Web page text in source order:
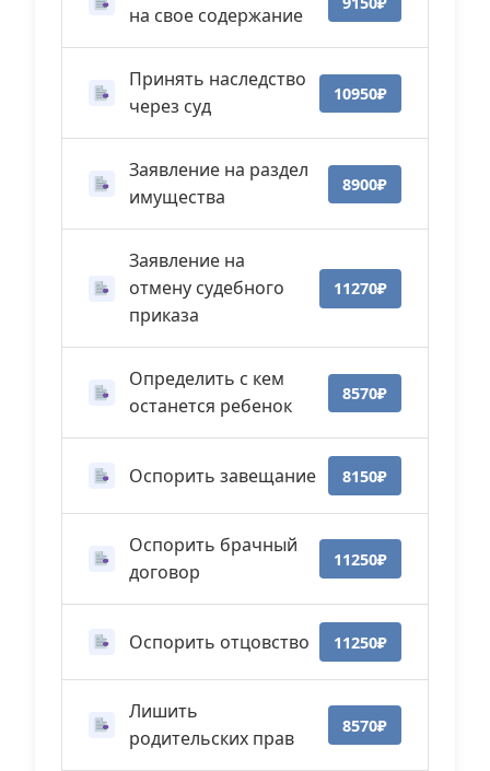
на свое содержание
Принять наследство
через суд
10950₽
Заявление на раздел
имущества
8900₽
Заявление на
отмену судебного
приказа
11270₽
Определить с кем
останется ребенок
8570₽
Оспорить завещание 8150₽
Оспорить брачный
договор
11250₽
Оспорить отцовство 11250₽
Лишить
родительских прав
8570₽